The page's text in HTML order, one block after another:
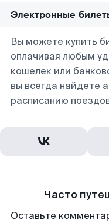
Электронные
Вы можете купить
оплачивая любым
кошелек или
вы всегда найдете
расписанию
Часто
Оставьте